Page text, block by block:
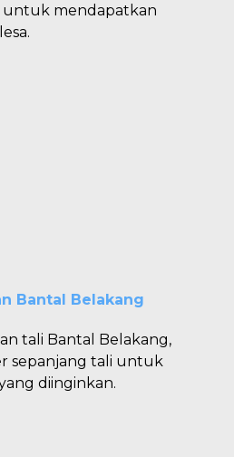
untuk mendapatkan
Bantal Belakang
tali Bantal Belakang,
sepanjang tali untuk
diinginkan.